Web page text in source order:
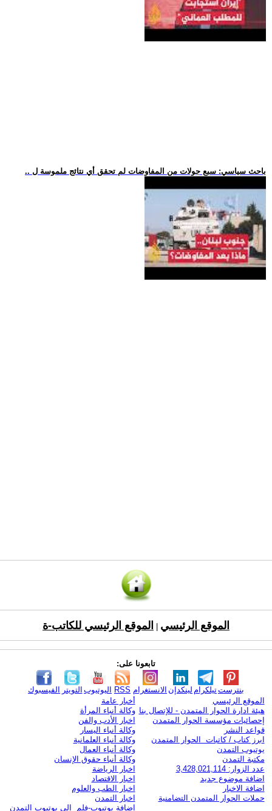
.. باحث سياسي: سبع جولات من المفاوضات لم تحقق أي نتائج ملموسة ل
الموقع الرئيسي الموقع الرئيسي للكاتب-ة
تابعونا على:
الفيسبوك التويتر اليوتيوب RSS الانستغرام لينكدإن تيلكرامبنترست
الموقع الرئيسي
هيئة ادارة الحوار المتمدن - للإتصال بنا
إحصائيات مؤسسة الحوار المتمدن
قواعد النشر
ابرز كتاب / كاتبات الحوار المتمدن
يوتيوب التمدن
مكتبة التمدن
عدد الزوار: 3,428,021,114
اضافة موضوع جديد
اضافة الاخبار
حملات الحوار المتمدن التضامنية
أخبار عامة
وكالة أنباء المرأة
اخبار الأدب والفن
وكالة أنباء اليسار
وكالة أنباء العلمانية
وكالة أنباء العمال
وكالة أنباء حقوق الإنسان
اخبار الرياضة
اخبار الاقتصاد
اخبار الطب والعلوم
اخبار التمدن
إضافة يوتيوب-فلم إلى يوتيوب التمدن